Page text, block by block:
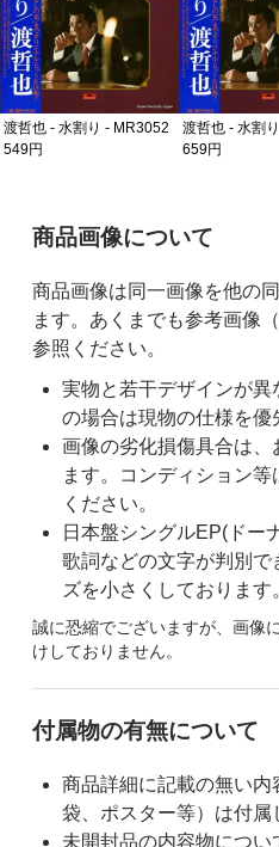
渡哲也 - 水割り - MR3052
549円
渡哲也 - 水割
659円
ご購入前の注意事項
商品画像について
商品画像は同一画像を他の
ます。あくまでも参考画像
参照ください。
実物と若干デザインが
の場合は現物の仕様を優
画像の劣化損傷具合は、
ます。コンディション
ください。
日本盤シングルEP(ドー
歌詞などの文字が判別で
ズを小さくしております
誠に恐縮でございますが、画像
けしておりません。
付属物の有無について
商品詳細に記載の無い
袋、ポスター等）は付属
未開封品の内容物につい